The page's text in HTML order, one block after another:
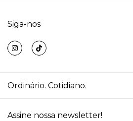
Siga-nos
Ordinário. Cotidiano.
Assine nossa newsletter!